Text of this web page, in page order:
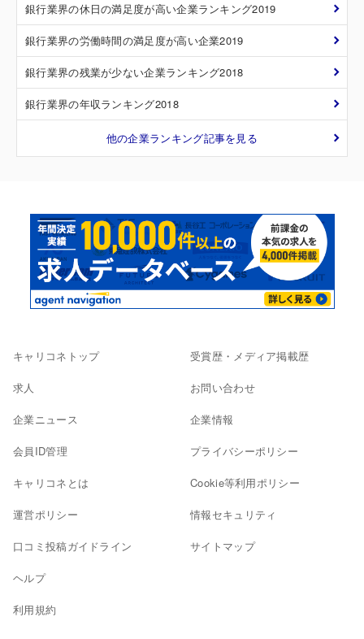
銀行業界の休日の満足度が高い企業ランキング2019
銀行業界の労働時間の満足度が高い企業2019
銀行業界の残業が少ない企業ランキング2018
銀行業界の年収ランキング2018
他の企業ランキング記事を見る
キャリコネトップ
求人
企業ニュース
会員ID管理
キャリコネとは
運営ポリシー
口コミ投稿ガイドライン
ヘルプ
利用規約
受賞歴・メディア掲載歴
お問い合わせ
企業情報
プライバシーポリシー
Cookie等利用ポリシー
情報セキュリティ
サイトマップ